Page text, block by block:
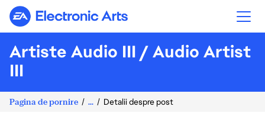
Electronic Arts
Artiste Audio III / Audio Artist
III
Pagina de pornire ... Detalii despre post